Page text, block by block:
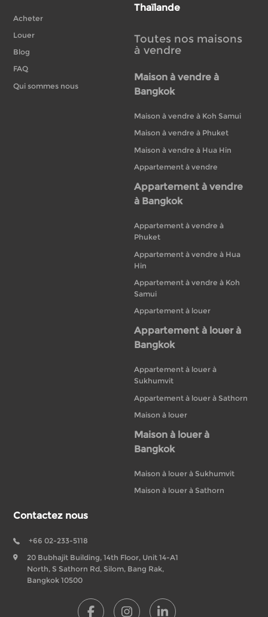
Acheter
Louer
Blog
FAQ
Qui sommes nous
Thaïlande
Toutes nos maisons
à vendre
Maison à vendre à
Bangkok
Maison à vendre à Koh Samui
Maison à vendre à Phuket
Maison à vendre à Hua Hin
Appartement à vendre
Appartement à vendre
à Bangkok
Appartement à vendre à
Phuket
Appartement à vendre à Hua
Hin
Appartement à vendre à Koh
Samui
Appartement à louer
Appartement à louer à
Bangkok
Appartement à louer à
Sukhumvit
Appartement à louer à Sathorn
Maison à louer
Maison à louer à
Bangkok
Maison à louer à Sukhumvit
Maison à louer à Sathorn
Contactez nous
+66 02-233-5118
20 Bubhajit Building, 14th Floor, Unit 14-A1
North, S Sathorn Rd, Silom, Bang Rak,
Bangkok 10500